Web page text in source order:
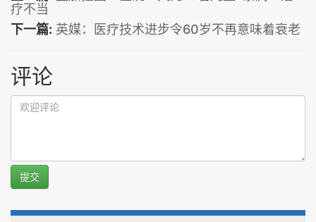
疗不当
下一篇: 英媒：医疗技术进步令60岁不再意味着衰老
评论
提交